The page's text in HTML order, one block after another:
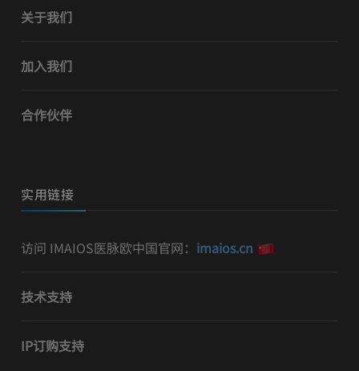
关于我们
加入我们
合作伙伴
实用链接
访问 IMAIOS医脉欧中国官网： imaios.cn
技术支持
IP订购支持